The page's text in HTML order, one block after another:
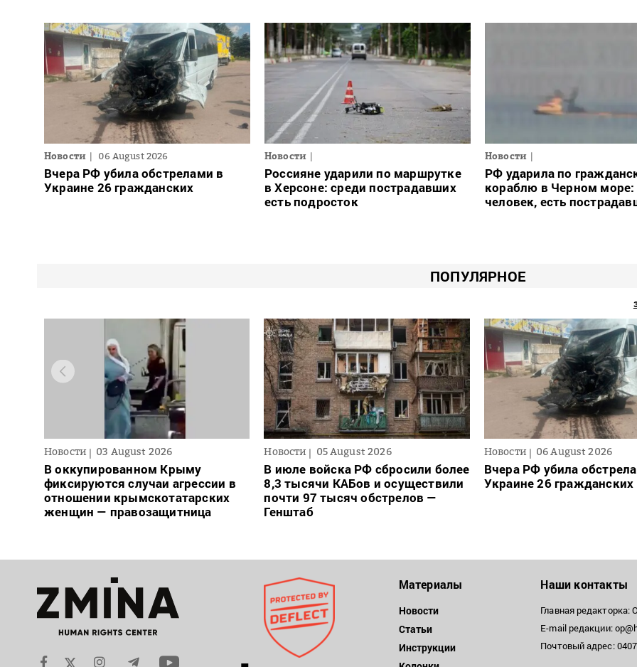
Новости 06 August 2026
Вчера РФ убила обстрелами в
Украине 26 гражданских
Новости
Россияне ударили по маршрутке
в Херсоне: среди пострадавших
есть подросток
Новости
РФ ударила по
кораблю в Черном море:
человек, есть
ПОПУЛЯРНОЕ
Новости 03 August 2026
В оккупированном Крыму
фиксируются случаи агрессии в
отношении крымскотатарских
женщин — правозащитница
Новости 05 August 2026
В июле войска РФ сбросили более
8,3 тысячи КАБов и осуществили
почти 97 тысяч обстрелов —
Генштаб
Новости 06 August 2026
Вчера РФ убила
Украине 26 гражданских
Материалы
Новости
Статьи
Инструкции
Наши контакты
Главная редакторка:
E-mail редакции:
Почтовый адрес: